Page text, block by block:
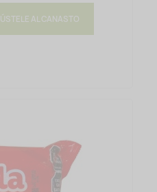
ÚSTELE AL CANASTO